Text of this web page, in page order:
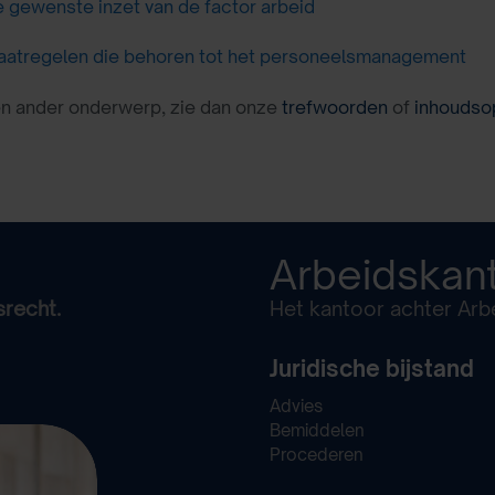
gewenste inzet van de factor arbeid
die behoren tot het personeelsmanagement
ander onderwerp, zie dan onze trefwoorden of
Het kantoor achter
Juridische bijstand
Advies
Bemiddelen
Procederen